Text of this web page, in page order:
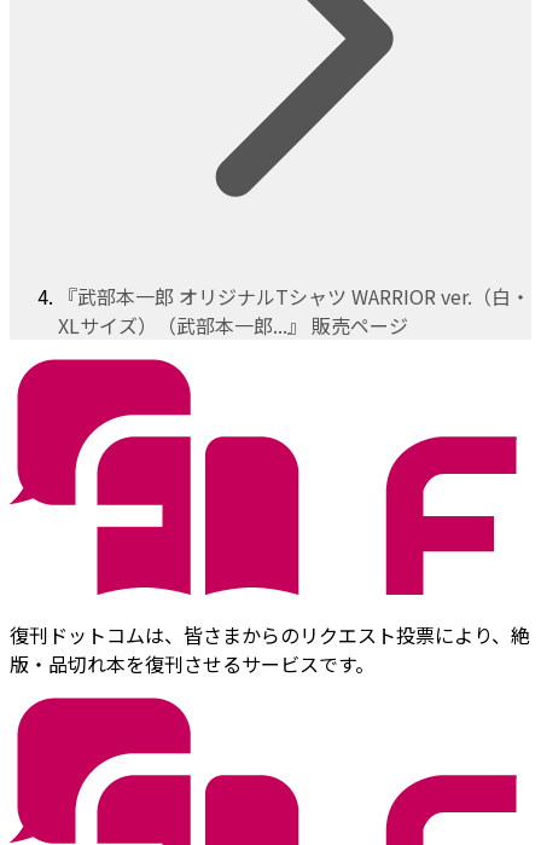
『武部本一郎 オリジナルTシャツ WARRIOR ver.（白・
XLサイズ）（武部本一郎...』 販売ページ
復刊ドットコムは、皆さまからのリクエスト投票により、絶
版・品切れ本を復刊させるサービスです。